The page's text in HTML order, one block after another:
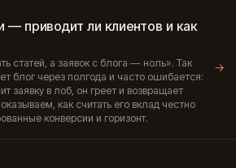
— приводит ли клиентов и как
статей, а заявок с блога — ноль». Так
блог через полгода и часто ошибается:
заявку в лоб, он греет и возвращает
как считать его вклад честно
конверсии и горизонт.
→